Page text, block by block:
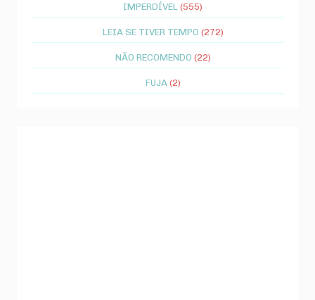
IMPERDÍVEL(555)
LEIA SE TIVER TEMPO (272)
NÃO RECOMENDO (22)
FUJA (2)